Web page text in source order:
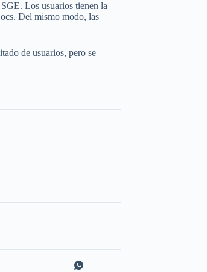
Los usuarios tienen la
Del mismo modo, las
de usuarios, pero se